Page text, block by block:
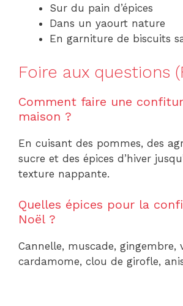
Sur du pain d’épices
Dans un yaourt nature
En garniture de biscuits
Foire aux questions
Comment faire une
maison ?
En cuisant des pommes, des
sucre et des épices d’hiver
texture nappante.
Quelles épices pour la
Noël ?
Cannelle, muscade, gingembre,
cardamome, clou de girofle,